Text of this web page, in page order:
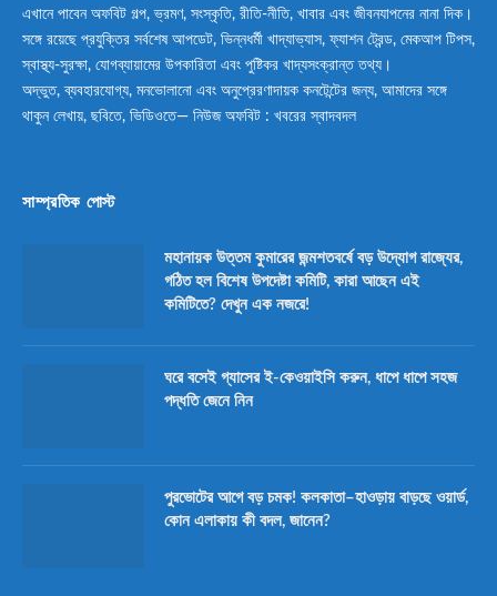
এখানে পাবেন অফবিট গল্প, ভ্রমণ, সংস্কৃতি, রীতি-নীতি, খাবার এবং জীবনযাপনের নানা দিক।
সঙ্গে রয়েছে প্রযুক্তির সর্বশেষ আপডেট, ভিন্নধর্মী খাদ্যাভ্যাস, ফ্যাশন ট্রেন্ড, মেকআপ টিপস,
স্বাস্থ্য-সুরক্ষা, যোগব্যায়ামের উপকারিতা এবং পুষ্টিকর খাদ্যসংক্রান্ত তথ্য।
অদ্ভুত, ব্যবহারযোগ্য, মনভোলানো এবং অনুপ্রেরণাদায়ক কনটেন্টের জন্য, আমাদের সঙ্গে
থাকুন লেখায়, ছবিতে, ভিডিওতে— নিউজ অফবিট : খবরের স্বাদবদল
সাম্প্রতিক পোস্ট
মহানায়ক উত্তম কুমারের জন্মশতবর্ষে বড় উদ্যোগ রাজ্যের,
গঠিত হল বিশেষ উপদেষ্টা কমিটি, কারা আছেন এই
কমিটিতে? দেখুন এক নজরে!
ঘরে বসেই গ্যাসের ই-কেওয়াইসি করুন, ধাপে ধাপে সহজ
পদ্ধতি জেনে নিন
পুরভোটের আগে বড় চমক! কলকাতা–হাওড়ায় বাড়ছে ওয়ার্ড,
কোন এলাকায় কী বদল, জানেন?